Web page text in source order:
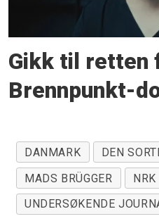
Gikk til retten
Brennpunkt-
DANMARK
DEN
MADS BRÜGGER
NRK
UNDERSØKENDE